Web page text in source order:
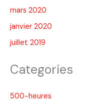
mars 2020
janvier 2020
juillet 2019
Categories
500-heures